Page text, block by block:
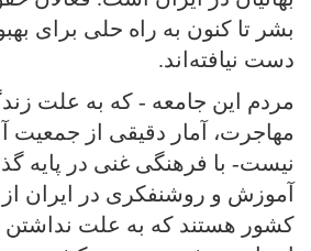
بشر تا کنون به راه حلی برای
دست نیافته‌اند.
مردم این جامعه - که به علت
مهاجرت، آمار دقیقی‌ از جمعیت
نیست- با فرهنگی‌ غنی در پایه
آموزش و روشنفکری در ایران
کشور هستند که به علت نداشتن